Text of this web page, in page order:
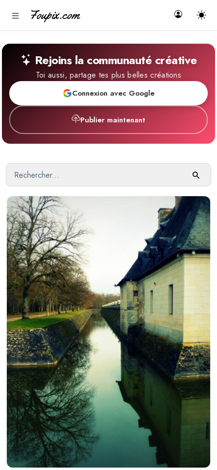
Foupix.com
Rejoins la communauté créative
Toi aussi, partage tes plus belles créations
Connexion avec Google
Publier maintenant